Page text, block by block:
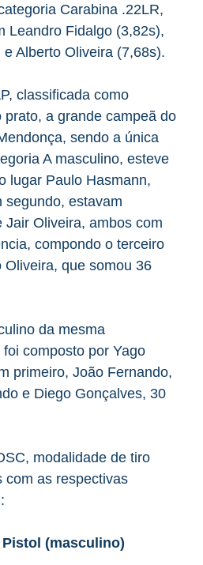
Carabina .22LR,
Leandro Fidalgo (3,82s),
Alberto Oliveira (7,68s).
classificada como
a grande campeã do
sendo a única
A masculino, esteve
lugar Paulo Hasmann,
segundo, estavam
Jair Oliveira, ambos com
compondo o terceiro
Oliveira, que somou 36
da mesma
composto por Yago
primeiro, João Fernando,
e Diego Gonçalves, 30
modalidade de tiro
com as respectivas
Pistol (masculino)